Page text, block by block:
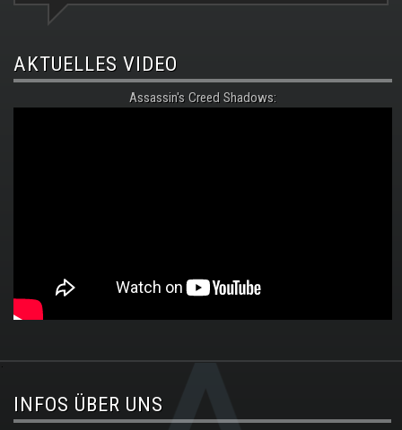
AKTUELLES VIDEO
Assassin's Creed Shadows:
.
INFOS ÜBER UNS